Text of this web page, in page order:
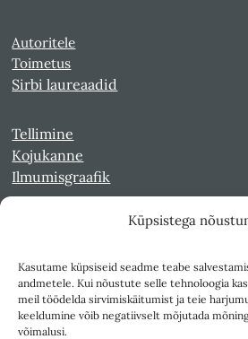
Küpsistega
Kasutame küpsiseid seadme teabe
andmetele. Kui nõustute selle tehnoloogia
meil töödelda sirvimiskäitumist ja teie
keeldumine võib negatiivselt mõjutada
võimalusi.
Autoritele
Toimetus
Sirbi laureaadid
Tellimine
Kojukanne
Ilmumisgraafik
Kultuurileht 1994-1997
Reede 1989-1990
Sirp ja Vasar 1940-1989